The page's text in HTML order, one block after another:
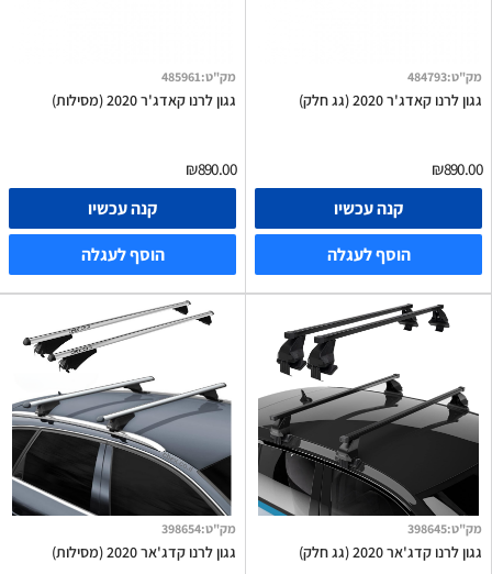
מק"ט:
484793
גגון לרנו קאדג'ר 2020 (גג חלק)
₪890.00
קנה עכשיו
הוסף לעגלה
מק"ט:
485961
גגון לרנו קאדג'ר 2020 (מסילות)
₪890.00
קנה עכשיו
הוסף לעגלה
מק"ט:
398645
גגון לרנו קדג'אר 2020 (גג חלק)
מק"ט:
398654
גגון לרנו קדג'אר 2020 (מסילות)